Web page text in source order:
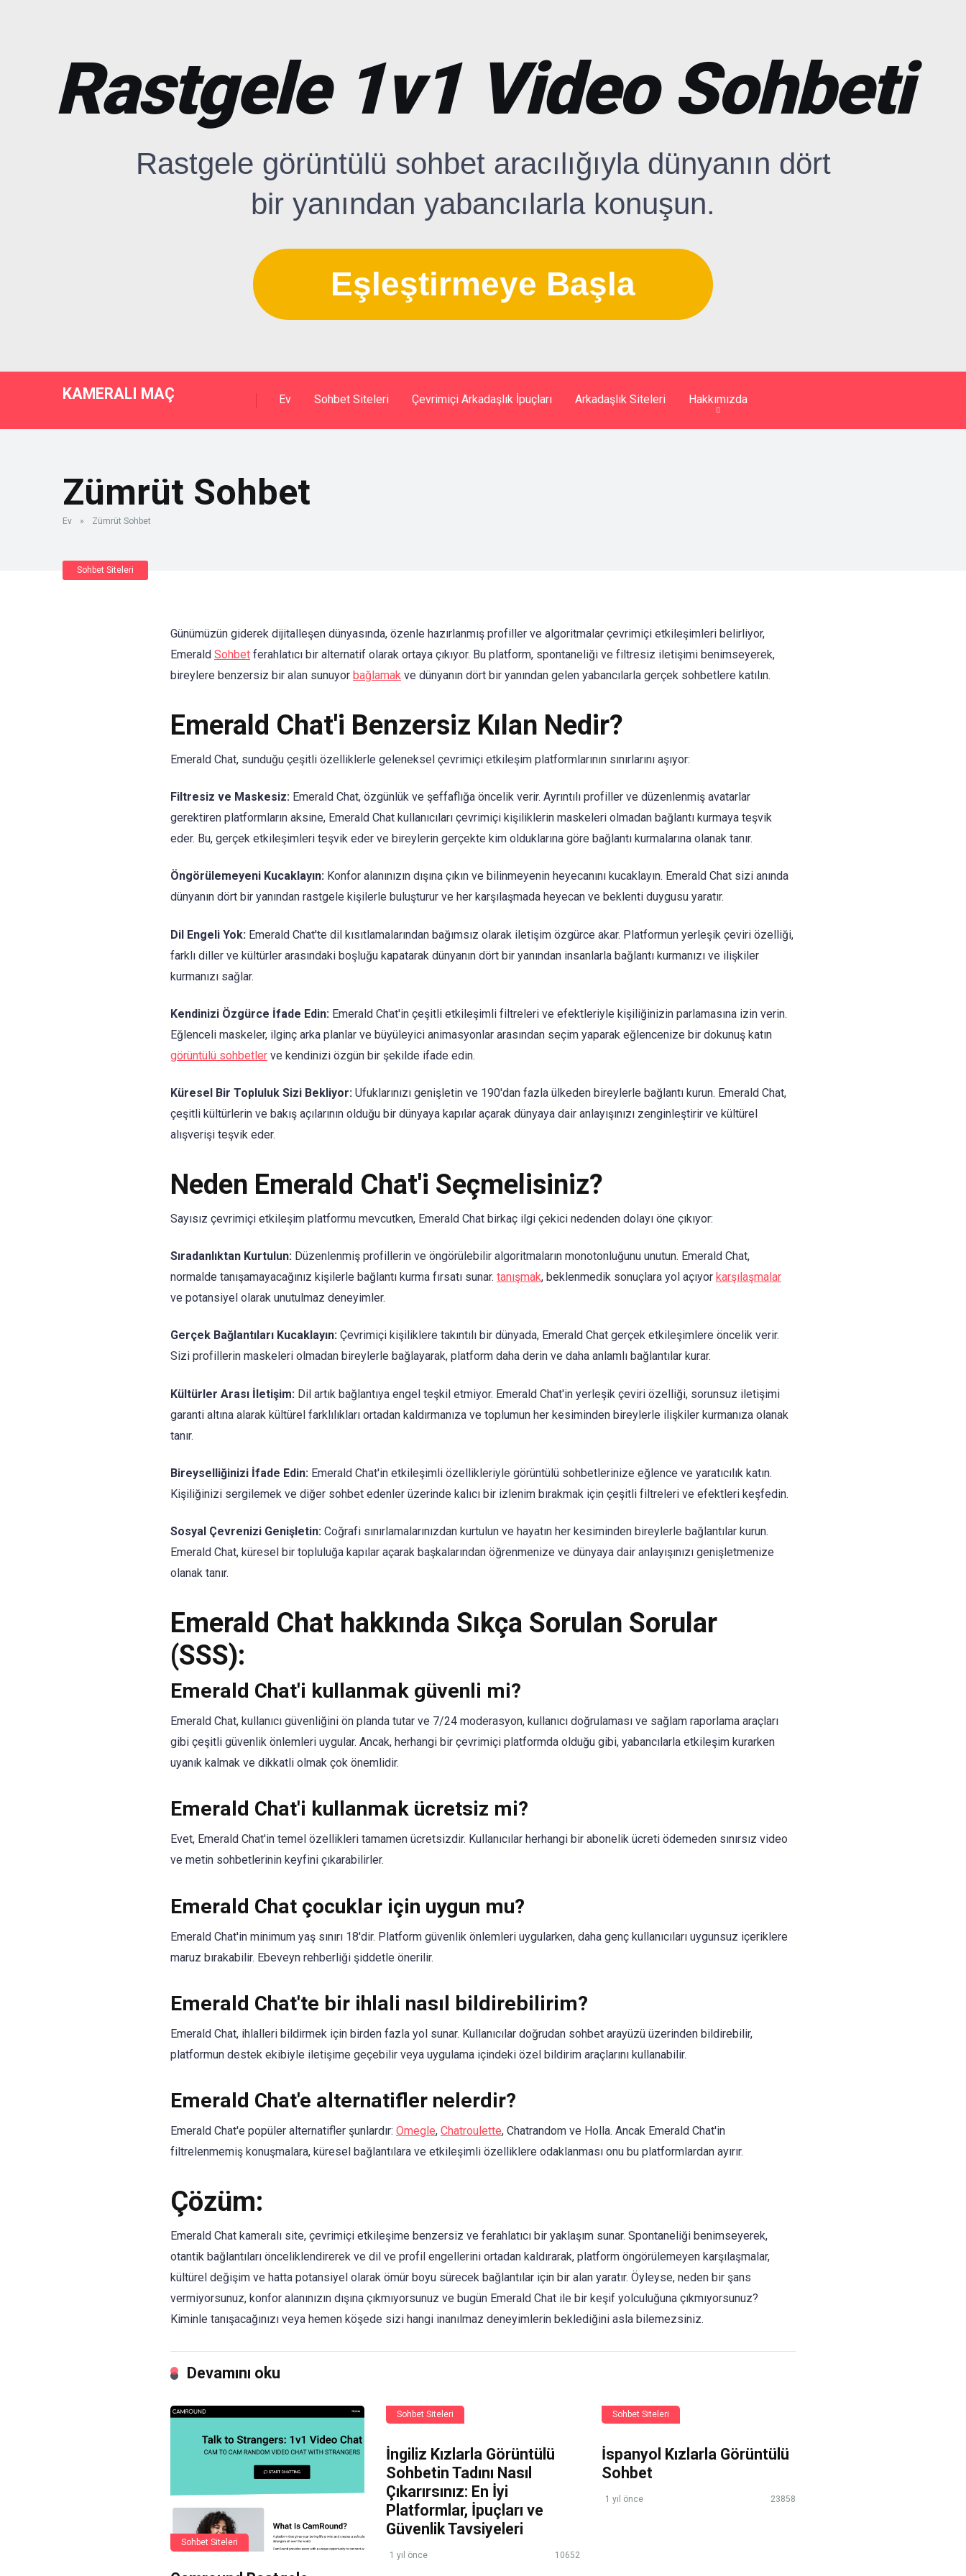
Rastgele 1v1 Video Sohbeti
Rastgele görüntülü sohbet aracılığıyla dünyanın dört
bir yanından yabancılarla konuşun.
Eşleştirmeye Başla
KAMERALI MAÇ Ev Sohbet Siteleri Çevrimiçi Arkadaşlık İpuçları Arkadaşlık Siteleri Hakkımızda
Zümrüt Sohbet
Ev » Zümrüt Sohbet
Sohbet Siteleri
Günümüzün giderek dijitalleşen dünyasında, özenle hazırlanmış profiller ve algoritmalar çevrimiçi etkileşimleri belirliyor,
Emerald Sohbet ferahlatıcı bir alternatif olarak ortaya çıkıyor. Bu platform, spontaneliği ve filtresiz iletişimi benimseyerek,
bireylere benzersiz bir alan sunuyor bağlamak ve dünyanın dört bir yanından gelen yabancılarla gerçek sohbetlere katılın.
Emerald Chat'i Benzersiz Kılan Nedir?
Emerald Chat, sunduğu çeşitli özelliklerle geleneksel çevrimiçi etkileşim platformlarının sınırlarını aşıyor:
Filtresiz ve Maskesiz: Emerald Chat, özgünlük ve şeffaflığa öncelik verir. Ayrıntılı profiller ve düzenlenmiş avatarlar
gerektiren platformların aksine, Emerald Chat kullanıcıları çevrimiçi kişiliklerin maskeleri olmadan bağlantı kurmaya teşvik
eder. Bu, gerçek etkileşimleri teşvik eder ve bireylerin gerçekte kim olduklarına göre bağlantı kurmalarına olanak tanır.
Öngörülemeyeni Kucaklayın: Konfor alanınızın dışına çıkın ve bilinmeyenin heyecanını kucaklayın. Emerald Chat sizi anında
dünyanın dört bir yanından rastgele kişilerle buluşturur ve her karşılaşmada heyecan ve beklenti duygusu yaratır.
Dil Engeli Yok: Emerald Chat'te dil kısıtlamalarından bağımsız olarak iletişim özgürce akar. Platformun yerleşik çeviri özelliği,
farklı diller ve kültürler arasındaki boşluğu kapatarak dünyanın dört bir yanından insanlarla bağlantı kurmanızı ve ilişkiler
kurmanızı sağlar.
Kendinizi Özgürce İfade Edin: Emerald Chat'in çeşitli etkileşimli filtreleri ve efektleriyle kişiliğinizin parlamasına izin verin.
Eğlenceli maskeler, ilginç arka planlar ve büyüleyici animasyonlar arasından seçim yaparak eğlencenize bir dokunuş katın
görüntülü sohbetler ve kendinizi özgün bir şekilde ifade edin.
Küresel Bir Topluluk Sizi Bekliyor: Ufuklarınızı genişletin ve 190'dan fazla ülkeden bireylerle bağlantı kurun. Emerald Chat,
çeşitli kültürlerin ve bakış açılarının olduğu bir dünyaya kapılar açarak dünyaya dair anlayışınızı zenginleştirir ve kültürel
alışverişi teşvik eder.
Neden Emerald Chat'i Seçmelisiniz?
Sayısız çevrimiçi etkileşim platformu mevcutken, Emerald Chat birkaç ilgi çekici nedenden dolayı öne çıkıyor:
Sıradanlıktan Kurtulun: Düzenlenmiş profillerin ve öngörülebilir algoritmaların monotonluğunu unutun. Emerald Chat,
normalde tanışamayacağınız kişilerle bağlantı kurma fırsatı sunar. tanışmak, beklenmedik sonuçlara yol açıyor karşılaşmalar
ve potansiyel olarak unutulmaz deneyimler.
Gerçek Bağlantıları Kucaklayın: Çevrimiçi kişiliklere takıntılı bir dünyada, Emerald Chat gerçek etkileşimlere öncelik verir.
Sizi profillerin maskeleri olmadan bireylerle bağlayarak, platform daha derin ve daha anlamlı bağlantılar kurar.
Kültürler Arası İletişim: Dil artık bağlantıya engel teşkil etmiyor. Emerald Chat'in yerleşik çeviri özelliği, sorunsuz iletişimi
garanti altına alarak kültürel farklılıkları ortadan kaldırmanıza ve toplumun her kesiminden bireylerle ilişkiler kurmanıza olanak
tanır.
Bireyselliğinizi İfade Edin: Emerald Chat'in etkileşimli özellikleriyle görüntülü sohbetlerinize eğlence ve yaratıcılık katın.
Kişiliğinizi sergilemek ve diğer sohbet edenler üzerinde kalıcı bir izlenim bırakmak için çeşitli filtreleri ve efektleri keşfedin.
Sosyal Çevrenizi Genişletin: Coğrafi sınırlamalarınızdan kurtulun ve hayatın her kesiminden bireylerle bağlantılar kurun.
Emerald Chat, küresel bir topluluğa kapılar açarak başkalarından öğrenmenize ve dünyaya dair anlayışınızı genişletmenize
olanak tanır.
Emerald Chat hakkında Sıkça Sorulan Sorular
(SSS):
Emerald Chat'i kullanmak güvenli mi?
Emerald Chat, kullanıcı güvenliğini ön planda tutar ve 7/24 moderasyon, kullanıcı doğrulaması ve sağlam raporlama araçları
gibi çeşitli güvenlik önlemleri uygular. Ancak, herhangi bir çevrimiçi platformda olduğu gibi, yabancılarla etkileşim kurarken
uyanık kalmak ve dikkatli olmak çok önemlidir.
Emerald Chat'i kullanmak ücretsiz mi?
Evet, Emerald Chat'in temel özellikleri tamamen ücretsizdir. Kullanıcılar herhangi bir abonelik ücreti ödemeden sınırsız video
ve metin sohbetlerinin keyfini çıkarabilirler.
Emerald Chat çocuklar için uygun mu?
Emerald Chat'in minimum yaş sınırı 18'dir. Platform güvenlik önlemleri uygularken, daha genç kullanıcıları uygunsuz içeriklere
maruz bırakabilir. Ebeveyn rehberliği şiddetle önerilir.
Emerald Chat'te bir ihlali nasıl bildirebilirim?
Emerald Chat, ihlalleri bildirmek için birden fazla yol sunar. Kullanıcılar doğrudan sohbet arayüzü üzerinden bildirebilir,
platformun destek ekibiyle iletişime geçebilir veya uygulama içindeki özel bildirim araçlarını kullanabilir.
Emerald Chat'e alternatifler nelerdir?
Emerald Chat'e popüler alternatifler şunlardır: Omegle, Chatroulette, Chatrandom ve Holla. Ancak Emerald Chat'in
filtrelenmemiş konuşmalara, küresel bağlantılara ve etkileşimli özelliklere odaklanması onu bu platformlardan ayırır.
Çözüm:
Emerald Chat kameralı site, çevrimiçi etkileşime benzersiz ve ferahlatıcı bir yaklaşım sunar. Spontaneliği benimseyerek,
otantik bağlantıları önceliklendirerek ve dil ve profil engellerini ortadan kaldırarak, platform öngörülemeyen karşılaşmalar,
kültürel değişim ve hatta potansiyel olarak ömür boyu sürecek bağlantılar için bir alan yaratır. Öyleyse, neden bir şans
vermiyorsunuz, konfor alanınızın dışına çıkmıyorsunuz ve bugün Emerald Chat ile bir keşif yolculuğuna çıkmıyorsunuz?
Kiminle tanışacağınızı veya hemen köşede sizi hangi inanılmaz deneyimlerin beklediğini asla bilemezsiniz.
Devamını oku
Sohbet Siteleri
Sohbet Siteleri
İngiliz Kızlarla Görüntülü
Sohbetin Tadını Nasıl
Çıkarırsınız: En İyi
Platformlar, İpuçları ve
Güvenlik Tavsiyeleri
1 yıl önce 10652
Sohbet Siteleri
İspanyol Kızlarla Görüntülü
Sohbet
1 yıl önce 23858